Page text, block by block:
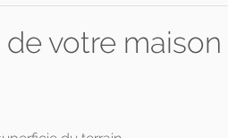
votre